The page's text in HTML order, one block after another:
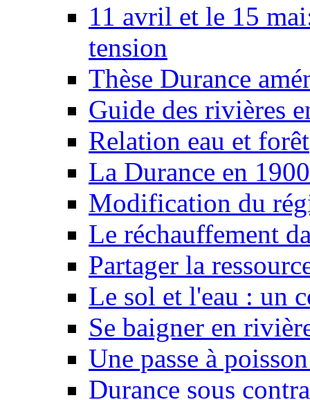
11 avril et le 15
tension
Thèse Durance
Guide des rivières
Relation eau et forêt
La Durance en 1900
Modification du
Le réchauffement
Partager la
Le sol et l'eau : un
Se baigner en
Une passe à
Durance sous